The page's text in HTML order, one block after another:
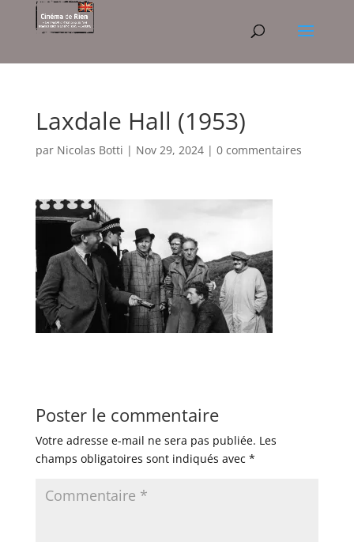
Laxdale Hall (1953)
par Nicolas Botti | Nov 29, 2024| 0 commentaires
Poster le commentaire
Votre adresse e-mail ne sera pas publiée. Les
champs obligatoires sont indiqués avec *